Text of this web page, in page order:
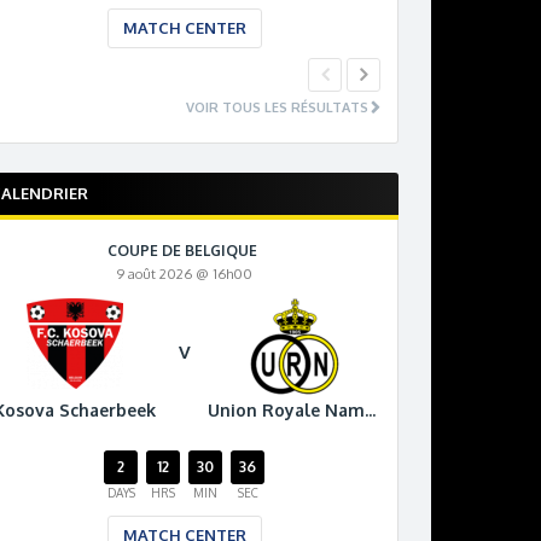
MATCH CENTER
VOIR TOUS LES RÉSULTATS
COUPE DE BELGIQUE
9 août 2026 @ 16h00
Schaerbeek
V
Union Royale Namur
2
DAYS
12
HRS
30
MIN
34
SEC
MATCH CENTER